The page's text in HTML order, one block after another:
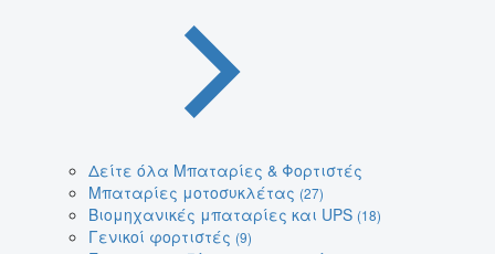
Δείτε όλα Μπαταρίες & Φορτιστές
Μπαταρίες μοτοσυκλέτας (27)
Βιομηχανικές μπαταρίες και UPS (18)
Γενικοί φορτιστές (9)